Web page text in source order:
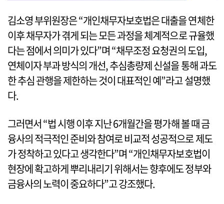
김소영 부위원장은 “개인채무자보호법은 대출을 연체한
이후 채무자가 겪게 되는 모든 과정을 체계적으로 규율했
다는 점에서 의미가 있다”며 “채무조정 요청권의 도입,
연체이자 부과 방식의 개선, 추심총량제 신설을 통해 과도
한 추심 관행을 제한하는 것이 대표적인 예”라고 설명했
다.
그러면서 “법 시행 이후 지난 6개월간을 평가해 볼 때 금
융사의 적극적인 준비와 참여로 비교적 성공적으로 제도
가 정착하고 있다고 생각한다”며 “개인채무자보호법이
현장에 확고하게 뿌리내리기 위해서는 향후에도 정부와
금융사의 노력이 중요하다”고 강조했다.